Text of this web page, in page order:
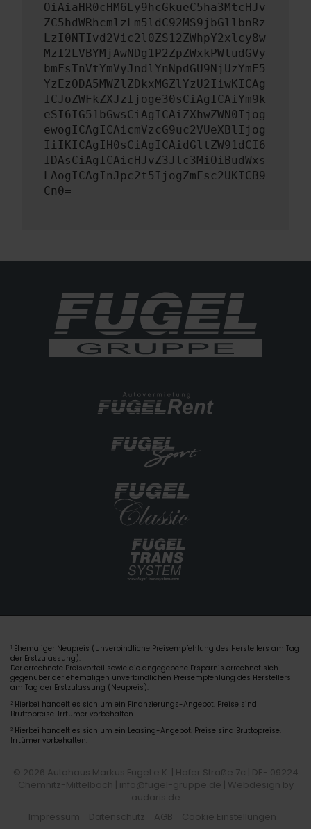
OiAiaHR0cHM6Ly9hcGkueC5ha3MtcHJv
ZC5hdWRhcmlzLm5ldC92MS9jbGllbnRz
LzI0NTIvd2Vic2l0ZS12ZWhpY2xlcy8w
MzI2LVBYMjAwNDg1P2ZpZWxkPWludGVy
bmFsTnVtYmVyJndlYnNpdGU9NjUzYmE5
YzEzODA5MWZlZDkxMGZlYzU2IiwKICAg
ICJoZWFkZXJzIjoge30sCiAgICAiYm9k
eSI6IG51bGwsCiAgICAiZXhwZWN0Ijog
ewogICAgICAicmVzcG9uc2VUeXBlIjog
IiIKICAgIH0sCiAgICAidGltZW91dCI6
IDAsCiAgICAicHJvZ3Jlc3MiOiBudWxs
LAogICAgInJpc2t5IjogZmFsc2UKICB9
Cn0=
1 Ehemaliger Neupreis (Unverbindliche Preisempfehlung des Herstellers am Tag
der Erstzulassung).
Der errechnete Preisvorteil sowie die angegebene Ersparnis errechnet sich
gegenüber der ehemaligen unverbindlichen Preisempfehlung des Herstellers
am Tag der Erstzulassung (Neupreis).
2 Hierbei handelt es sich um ein Finanzierungs-Angebot. Preise sind
Bruttopreise. Irrtümer vorbehalten.
3 Hierbei handelt es sich um ein Leasing-Angebot. Preise sind Bruttopreise.
Irrtümer vorbehalten.
© 2026 Autohaus Markus Fugel e.K. | Hofer Straße 7c | DE- 09224
Chemnitz-Mittelbach | info@fugel-gruppe.de | Webdesign by
audaris.de
Impressum
Datenschutz AGB Cookie Einstellungen